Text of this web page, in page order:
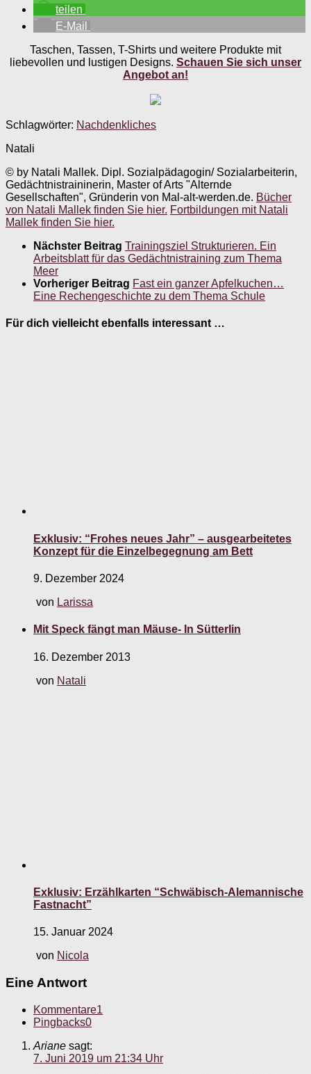
teilen
E-Mail
Taschen, Tassen, T-Shirts und weitere Produkte mit
liebevollen und lustigen Designs. Schauen Sie sich unser
Angebot an!
Schlagwörter: Nachdenkliches
Natali
© by Natali Mallek. Dipl. Sozialpädagogin/ Sozialarbeiterin,
Gedächtnistraininerin, Master of Arts "Alternde
Gesellschaften", Gründerin von Mal-alt-werden.de. Bücher
von Natali Mallek finden Sie hier. Fortbildungen mit Natali
Mallek finden Sie hier.
Nächster Beitrag Trainingsziel Strukturieren. Ein
Arbeitsblatt für das Gedächtnistraining zum Thema
Meer
Vorheriger Beitrag Fast ein ganzer Apfelkuchen…
Eine Rechengeschichte zu dem Thema Schule
Für dich vielleicht ebenfalls interessant …
Exklusiv: “Frohes neues Jahr” – ausgearbeitetes
Konzept für die Einzelbegegnung am Bett
9. Dezember 2024
von Larissa
Mit Speck fängt man Mäuse- In Sütterlin
16. Dezember 2013
von Natali
Exklusiv: Erzählkarten “Schwäbisch-Alemannische
Fastnacht”
15. Januar 2024
von Nicola
Eine Antwort
Kommentare1
Pingbacks0
Ariane sagt:
7. Juni 2019 um 21:34 Uhr